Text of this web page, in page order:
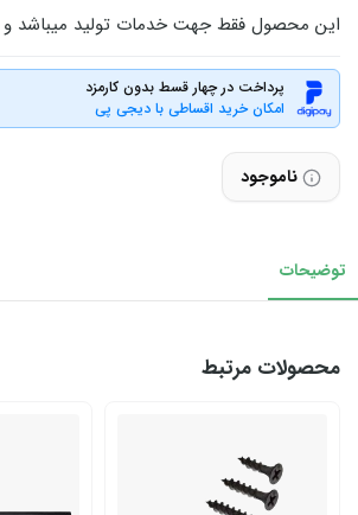
این محصول فقط جهت خدمات تولید میباشد و
پرداخت در چهار قسط بدون کارمزد
امکان خرید اقساطی با دیجی پی
ناموجود
توضیحات
محصولات مرتبط